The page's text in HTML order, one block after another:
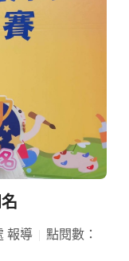
報導
點閱數：